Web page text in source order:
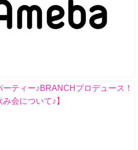
ティー♪BRANCHプロデュース！
会について♪】